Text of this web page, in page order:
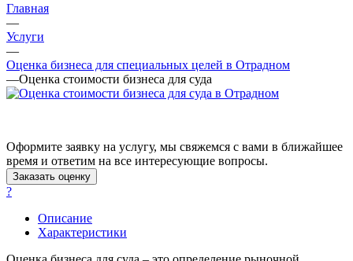
Главная
—
Услуги
—
Оценка бизнеса для специальных целей в Отрадном
—Оценка стоимости бизнеса для суда
Оформите заявку на услугу, мы свяжемся с вами в ближайшее
время и ответим на все интересующие вопросы.
Заказать оценку
?
Описание
Характеристики
Архангельск
Асбест
Астрахань
Ахтубинск
Ачинск
Балабаново
Балаково
Балашиха
Барабинск